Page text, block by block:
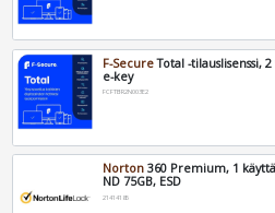
F-SecureTotal -tilauslisenssi,
e-key
FCFTBR2N003E2
Norton 360 Premium, 1
ND 75GB, ESD
21414185